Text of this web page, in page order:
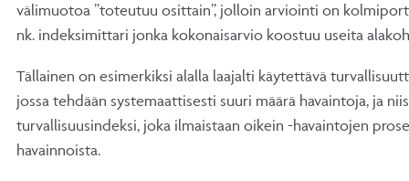
välimuotoa ”toteutuu osittain”, jolloin arviointi on
nk. indeksimittari jonka kokonaisarvio koostuu useita
Tällainen on esimerkiksi alalla laajalti käytettävä
jossa tehdään systemaattisesti suuri määrä havaintoja, ja
turvallisuusindeksi, joka ilmaistaan oikein -havaintojen
havainnoista.